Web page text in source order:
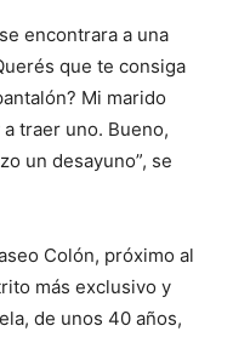
encontrara a una
que te consiga
Mi marido
traer uno. Bueno,
un desayuno”, se
Colón, próximo al
más exclusivo y
de unos 40 años,